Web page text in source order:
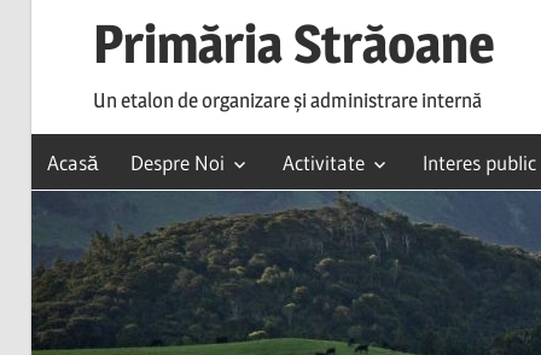
Primăria Străoane
Un etalon de organizare și administrare internă
Acasă Despre Noi Activitate Interes public